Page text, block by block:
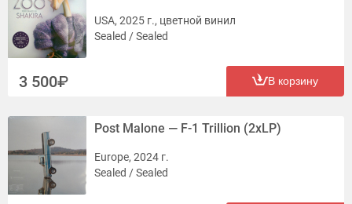
USA, 2025 г., цветной винил
Sealed / Sealed
3 500 В корзину
Post Malone — F-1 Trillion (2xLP)
Europe, 2024 г.
Sealed / Sealed